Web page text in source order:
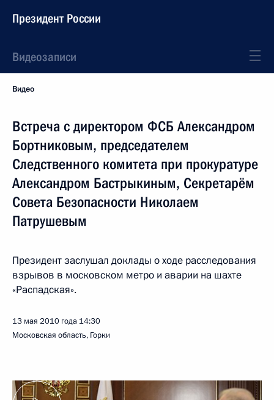
Президент России
Видеозаписи
Видео
Встреча с директором ФСБ Александром
Бортниковым, председателем
Следственного комитета при прокуратуре
Александром Бастрыкиным, Секретарём
Совета Безопасности Николаем
Патрушевым
Президент заслушал доклады о ходе расследования
взрывов в московском метро и аварии на шахте
«Распадская».
13 мая 2010 года 14:30
Московская область, Горки